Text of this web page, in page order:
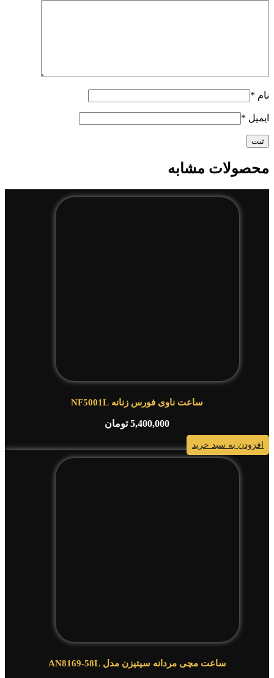
نام *
ایمیل *
محصولات مشابه
ساعت ناوی فورس زنانه NF5001L
5,400,000 تومان
افزودن به سبد خرید
ساعت مچی مردانه سیتیزن مدل AN8169-58L